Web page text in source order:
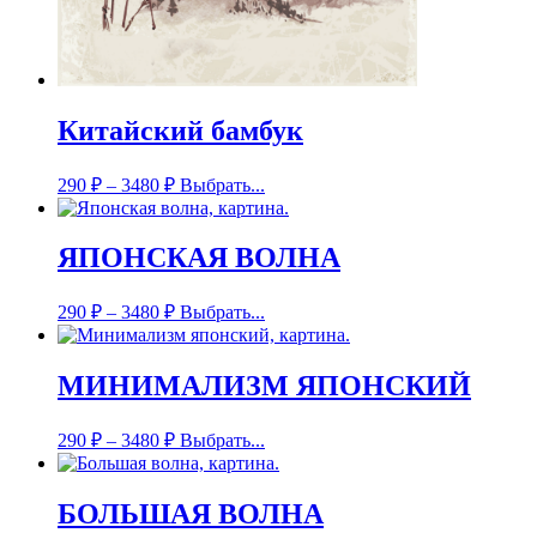
Китайский бамбук
290 ₽ – 3480 ₽ Выбрать...
ЯПОНСКАЯ ВОЛНА
290 ₽ – 3480 ₽ Выбрать...
МИНИМАЛИЗМ ЯПОНСКИЙ
290 ₽ – 3480 ₽ Выбрать...
БОЛЬШАЯ ВОЛНА